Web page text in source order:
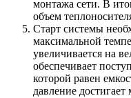
монтажа сети. В
объем
Старт системы
максимальной
увеличивается на
обеспечивает
которой равен
давление